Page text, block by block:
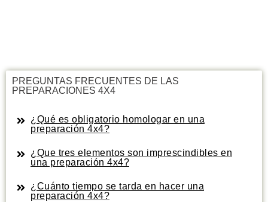
PREGUNTAS FRECUENTES DE LAS
PREPARACIONES 4X4
¿Qué es obligatorio homologar en una
preparación 4x4?
¿Que tres elementos son imprescindibles en
una preparación 4x4?
¿Cuánto tiempo se tarda en hacer una
preparación 4x4?